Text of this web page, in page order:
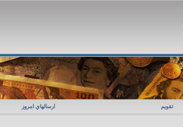
تقویم ارسالهاي امروز